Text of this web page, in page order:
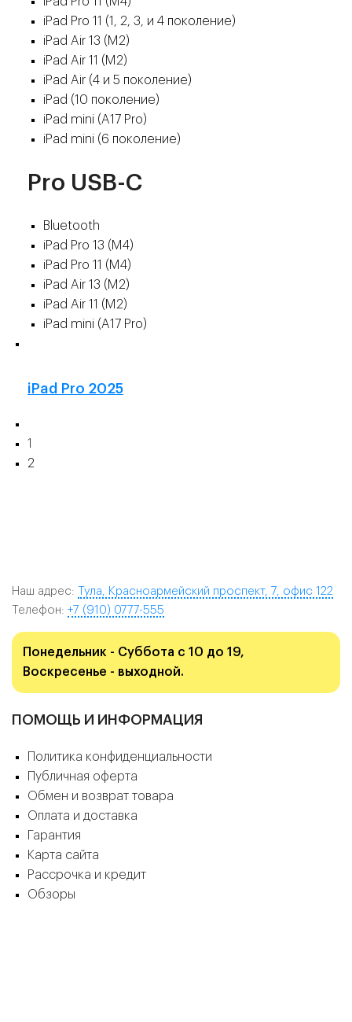
iPad Pro 11 (1, 2, 3, и 4 поколение)
iPad Air 13 (M2)
iPad Air 11 (M2)
iPad Air (4 и 5 поколение)
iPad (10 поколение)
iPad mini (A17 Pro)
iPad mini (6 поколение)
Pro USB-C
Bluetooth
iPad Pro 13 (M4)
iPad Pro 11 (M4)
iPad Air 13 (M2)
iPad Air 11 (M2)
iPad mini (A17 Pro)
iPad Pro 2025
1
2
Наш адрес:
Тула, Красноармейский проспект, 7, офис 122
Телефон: +7 (910) 0777-555
Понедельник - Суббота с 10 до 19,
Воскресенье - выходной.
ПОМОЩЬ И ИНФОРМАЦИЯ
Политика конфиденциальности
Публичная оферта
Обмен и возврат товара
Оплата и доставка
Гарантия
Карта сайта
Рассрочка и кредит
Обзоры